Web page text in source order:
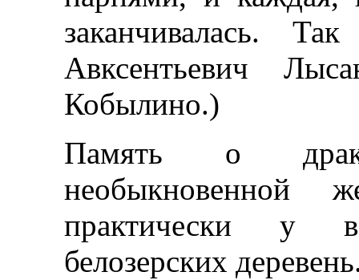
заканчивалась.
Авксентьевич
Кобылино.)
Память о
необыкновенной
практически у
белозерских